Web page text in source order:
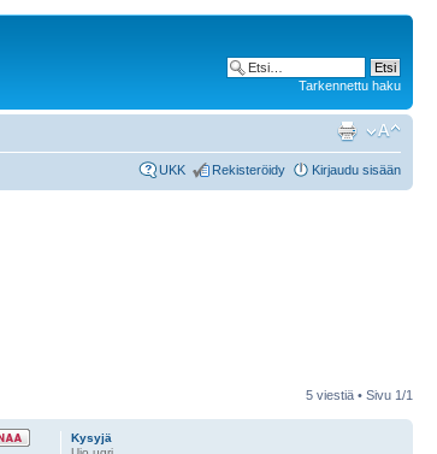
Tarkennettu haku
UKK Rekisteröidy Kirjaudu sisään
5 viestiä • Sivu 1/1
Kysyjä